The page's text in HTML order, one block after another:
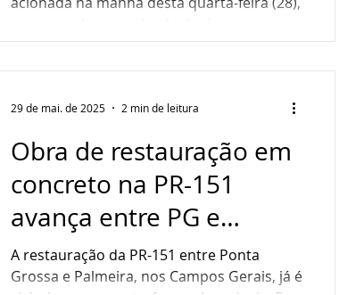
para atender uma denúncia de
importunação sexual dentro de...
Obra de restauração em
concreto na PR-151
avança entre PG e
Palmeira
A restauração da PR-151 entre Ponta
Grossa e Palmeira, nos Campos Gerais, já é
29 de mai. de 2025 2 min de leitura